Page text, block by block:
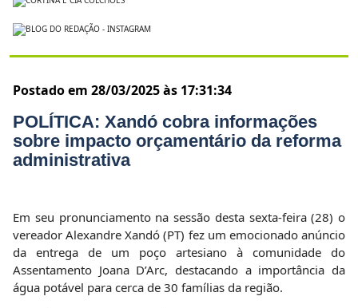
Postado em 28/03/2025 às 17:31:34
POLÍTICA: Xandó cobra informações
sobre impacto orçamentário da reforma
administrativa
Em seu pronunciamento na sessão desta sexta-feira (28) o
vereador Alexandre Xandó (PT) fez um emocionado anúncio
da entrega de um poço artesiano à comunidade do
Assentamento Joana D’Arc, destacando a importância da
água potável para cerca de 30 famílias da região.